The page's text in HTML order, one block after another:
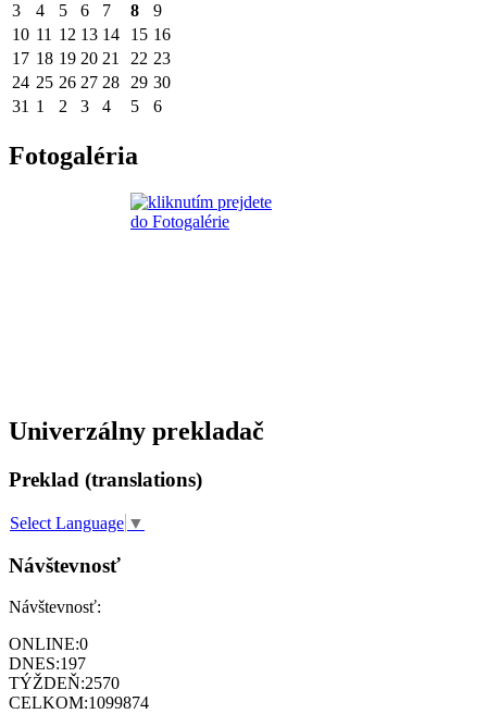
3
4 5 6 7 8
9
10 11 12 13 14 15 16
17 18 19 20 21 22 23
24 25 26 27 28 29 30
31 1 2 3 4 5 6
Fotogaléria
Univerzálny prekladač
Preklad (translations)
Select Language ▼
Návštevnosť
Návštevnosť:
ONLINE:0
DNES:197
TÝŽDEŇ:2570
CELKOM:1099874